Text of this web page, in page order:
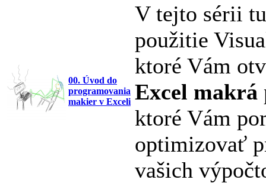
00. Úvod do
programovania
makier v Exceli
V tejto sérii
použitie
ktoré Vám
Excel makrá
ktoré Vám
optimizovať
vašich